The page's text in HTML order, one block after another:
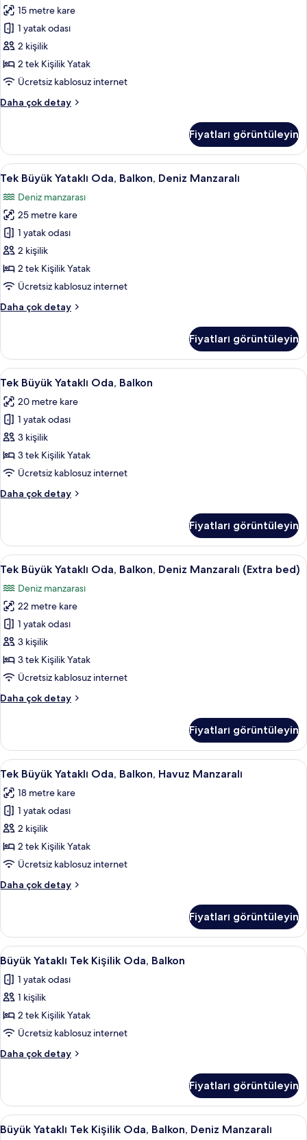
Yataklı
Oda,
Balkon
için
tüm
görün
15 metre kare
1 yatak odası
2 kişilik
2 tek Kişilik Yatak
Ücretsiz kablosuz internet
Daha çok detay
Tek
Balkon
hakkında
daha
detay
Fiyatları görüntüleyin
Tek
Büyük
Yataklı
Oda,
Balkon,
Deniz
Manzaralı
için
fotoğrafları
Odada kasa, masa, ücretsiz kablosuz
14
Tek Büyük Yataklı Oda, Balkon, Deniz Manzaralı
Deniz manzarası
25 metre kare
1 yatak odası
2 kişilik
2 tek Kişilik Yatak
Ücretsiz kablosuz internet
Daha çok detay
Tek
Balkon,
Deniz
Manzaralı
hakkında
daha
fazla
detay
Fiyatları görüntüleyin
Tek
Büyük
Yataklı
Oda,
Balkon
için
tüm
görün
Odada kasa, masa, ücretsiz kablosuz
15
Tek Büyük Yataklı Oda, Balkon
20 metre kare
1 yatak odası
3 kişilik
3 tek Kişilik Yatak
Ücretsiz kablosuz internet
Daha çok detay
Tek
Balkon
hakkında
daha
detay
Fiyatları görüntüleyin
Tek
Büyük
Yataklı
Oda,
Balkon,
Deniz
Manzaralı
(Extra
için
görün
Odada kasa, masa, ücretsiz kablosuz
12
Tek Büyük Yataklı Oda, Balkon, Deniz Manzaralı (Extra bed)
Deniz manzarası
22 metre kare
1 yatak odası
3 kişilik
3 tek Kişilik Yatak
Ücretsiz kablosuz internet
Daha çok detay
Tek
Balkon,
Deniz
Manzaralı
bed)
hakkında
daha
fazla
detay
Fiyatları görüntüleyin
Tek
Büyük
Yataklı
Oda,
Balkon,
Havuz
Manzaralı
tüm
Odada kasa, masa, ücretsiz kablosuz
9
Tek Büyük Yataklı Oda, Balkon, Havuz Manzaralı
18 metre kare
1 yatak odası
2 kişilik
2 tek Kişilik Yatak
Ücretsiz kablosuz internet
Daha çok detay
Tek
Balkon,
Havuz
Manzaralı
hakkında
daha
fazla
Fiyatları görüntüleyin
Büyük
Yataklı
Tek
Kişilik
Oda,
Balkon
için
tüm
görün
Odada kasa, masa, ücretsiz kablosuz
8
Büyük Yataklı Tek Kişilik Oda, Balkon
1 yatak odası
1 kişilik
2 tek Kişilik Yatak
Ücretsiz kablosuz internet
Daha çok detay
Büyük
Oda,
Balkon
hakkında
Fiyatları görüntüleyin
Büyük
Odada kasa, masa, ücretsiz kablosuz
11
Büyük Yataklı Tek Kişilik Oda, Balkon, Deniz Manzaralı